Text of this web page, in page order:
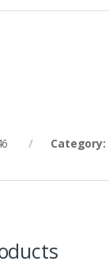
Category: